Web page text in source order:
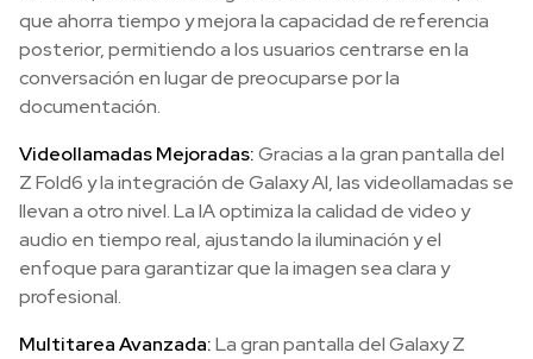
que ahorra tiempo y mejora la capacidad de referencia
posterior, permitiendo a los usuarios centrarse en la
conversación en lugar de preocuparse por la
documentación.
Videollamadas Mejoradas:Gracias a la gran pantalla del
Z Fold6 y la integración de Galaxy AI, las videollamadas se
llevan a otro nivel. La IA optimiza la calidad de video y
audio en tiempo real, ajustando la iluminación y el
enfoque para garantizar que la imagen sea clara y
profesional.
Multitarea Avanzada:La gran pantalla del Galaxy Z